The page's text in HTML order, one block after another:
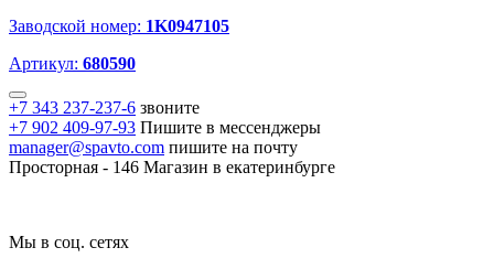
Заводской номер: 1K0947105
Артикул: 680590
+7 343 237-237-6 звоните
+7 902 409-97-93 Пишите в мессенджеры
manager@spavto.com пишите на почту
Просторная - 146 Магазин в екатеринбурге
Мы в соц. сетях